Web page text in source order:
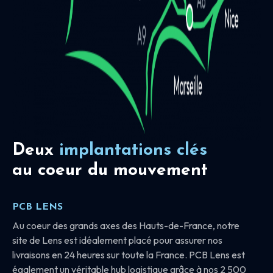
Deux implantations clés
au coeur du mouvement
PCB LENS
Au coeur des grands axes des Hauts-de-France, notre
site de Lens est idéalement placé pour assurer nos
livraisons en 24 heures sur toute la France. PCB Lens est
également un véritable hub logistique grâce à nos 2 500